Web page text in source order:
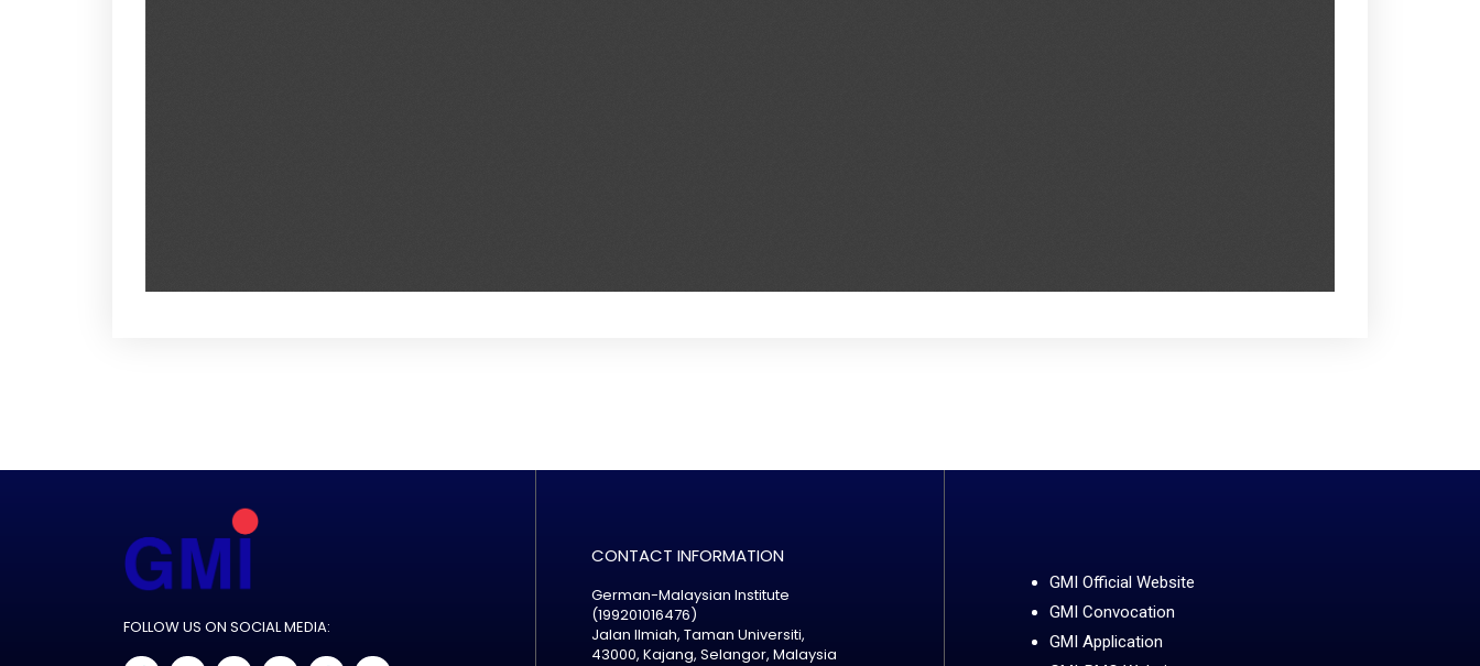
FOLLOW US ON SOCIAL MEDIA:
CONTACT INFORMATION
German-Malaysian Institute
(199201016476)
Jalan Ilmiah, Taman Universiti,
43000, Kajang, Selangor, Malaysia
GMI Official Website
GMI Convocation
GMI Application